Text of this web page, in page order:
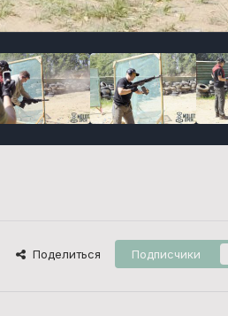
Поделиться Подписчики